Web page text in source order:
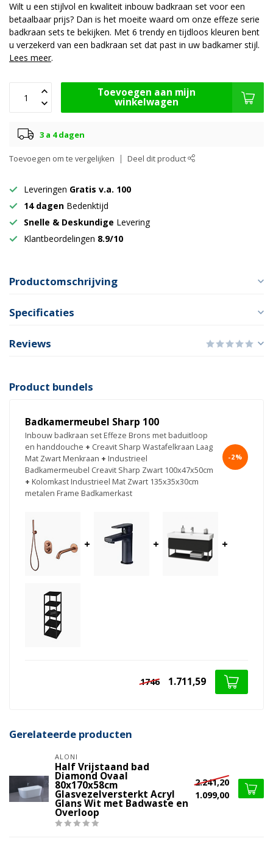
Wilt u een stijlvol en kwaliteit inbouw badkraan set voor een
betaalbaar prijs? Dan is het moeite waard om onze effeze serie
badkraan sets te bekijken. Met 6 trendy en tijdloos kleuren bent
u verzekerd van een badkraan set dat past in uw badkamer stijl.
Lees meer.
Toevoegen aan mijn
winkelwagen
3 a 4 dagen
Toevoegen om te vergelijken Deel dit product
Leveringen Gratis v.a. 100
14 dagen Bedenktijd
Snelle & Deskundige Levering
Klantbeordelingen 8.9/10
Productomschrijving
Specificaties
Reviews
Product bundels
Badkamermeubel Sharp 100
Inbouw badkraan set Effeze Brons met baduitloop
en handdouche + Creavit Sharp Wastafelkraan Laag
Mat Zwart Menkraan + Industrieel
Badkamermeubel Creavit Sharp Zwart 100x47x50cm
+ Kolomkast Industrieel Mat Zwart 135x35x30cm
metalen Frame Badkamerkast
-2%
+ + +
1746 1.711,59
Gerelateerde producten
ALONI
Half Vrijstaand bad
Diamond Ovaal
80x170x58cm
Glasvezelversterkt Acryl
Glans Wit met Badwaste en
Overloop
2.241,20
1.099,00